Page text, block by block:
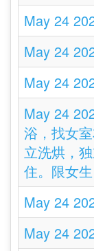
May 24
May 24
May 24
May 24
浴，找女
立洗烘，
住。限女生
May 24
May 24